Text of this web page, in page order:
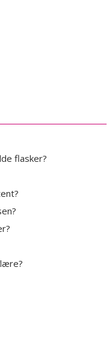
flasker?